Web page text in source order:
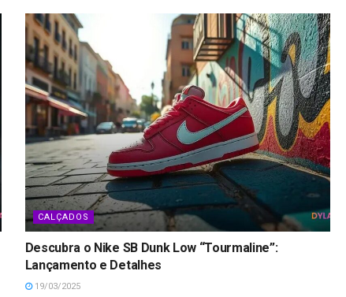
CALÇADOS
Descubra o Nike SB Dunk Low “Tourmaline”:
Lançamento e Detalhes
19/03/2025